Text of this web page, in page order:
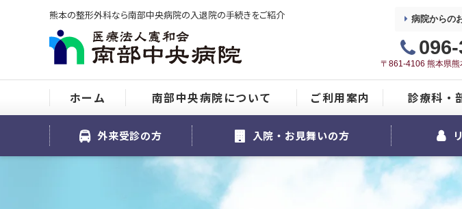
熊本の整形外科なら南部中央病院の入退院の手続きをご紹介 病院からの
〒861-4106 熊本県
ホーム 南部中央病院について ご利用案内 診療科・
整
麻
外来受診の方 入院・お見舞いの方